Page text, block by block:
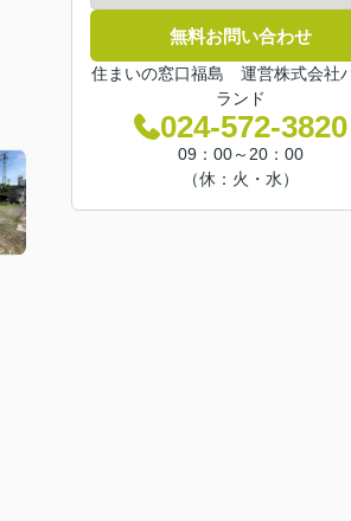
無料お問い合わせ
住まいの窓口福島 運営株式会社
ランド
024-572-3820
09：00～20：00
（休：火・水）